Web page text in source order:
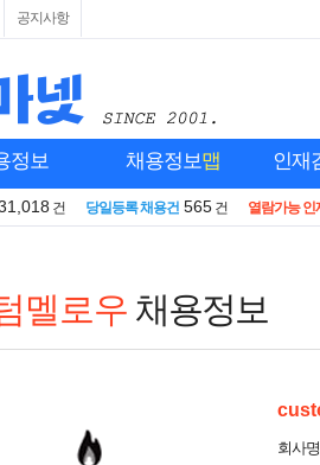
공지사항
정보 채용정보맵 인재
건 당일등록 채용건 565 건 열람가능 인
멜로우 채용정보
회사